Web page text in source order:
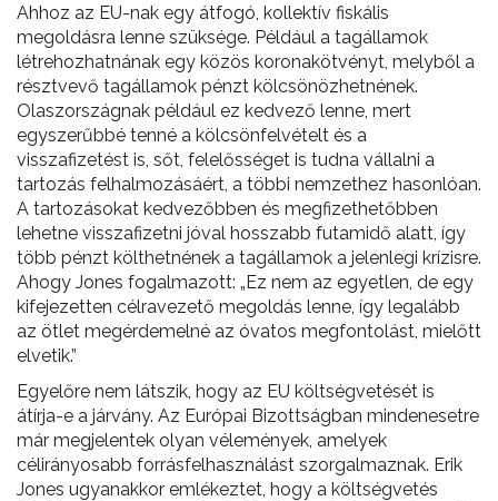
Ahhoz az EU-nak egy átfogó, kollektív fiskális
megoldásra lenne szüksége. Például a tagállamok
létrehozhatnának egy közös koronakötvényt, melyből a
résztvevő tagállamok pénzt kölcsönözhetnének.
Olaszországnak például ez kedvező lenne, mert
egyszerűbbé tenné a kölcsönfelvételt és a
visszafizetést is, sőt, felelősséget is tudna vállalni a
tartozás felhalmozásáért, a többi nemzethez hasonlóan.
A tartozásokat kedvezőbben és megfizethetőbben
lehetne visszafizetni jóval hosszabb futamidő alatt, így
több pénzt költhetnének a tagállamok a jelenlegi krízisre.
Ahogy Jones fogalmazott: „Ez nem az egyetlen, de egy
kifejezetten célravezető megoldás lenne, így legalább
az ötlet megérdemelné az óvatos megfontolást, mielőtt
elvetik.”
Egyelőre nem látszik, hogy az EU költségvetését is
átírja-e a járvány. Az Európai Bizottságban mindenesetre
már megjelentek olyan vélemények, amelyek
célirányosabb forrásfelhasználást szorgalmaznak. Erik
Jones ugyanakkor emlékeztet, hogy a költségvetés